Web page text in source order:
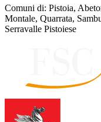
Comuni di: Pistoia,
Montale, Quarrata,
Serravalle Pistoiese